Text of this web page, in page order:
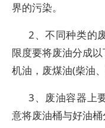
界的污染。
2、不同种类的
限度要将废油分成
机油，废煤油(柴油
3、废油容器上
意将废油桶与好油桶